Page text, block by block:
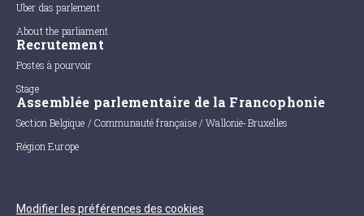
Uber das parlement
About the parliament
Recrutement
Postes à pourvoir
Stage
Assemblée parlementaire de la Francophonie
Section Belgique / Communauté française / Wallonie-Bruxelles
Région Europe
Modifier les préférences des cookies